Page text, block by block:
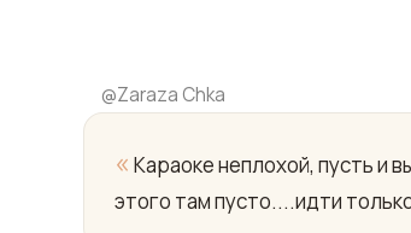
@Zaraza Chka
« Караоке неплохой, пусть и
этого там пусто....идти